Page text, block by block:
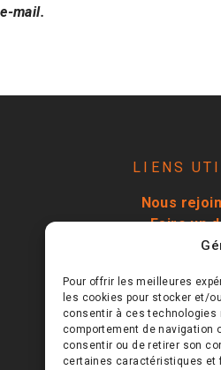
Pour offrir les meilleures
les cookies pour stocker et/
consentir à ces technologies
comportement de navigation
consentir ou de retirer son
certaines caractéristiques et
mail.
LIENS
Nous
Faire un
Nous
Nos
Politique de
Politique de